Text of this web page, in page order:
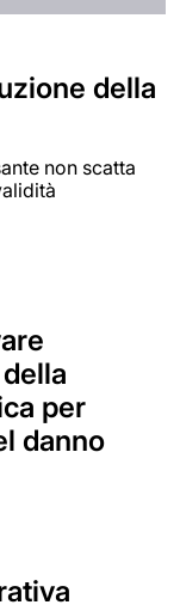
della
non scatta
per
danno